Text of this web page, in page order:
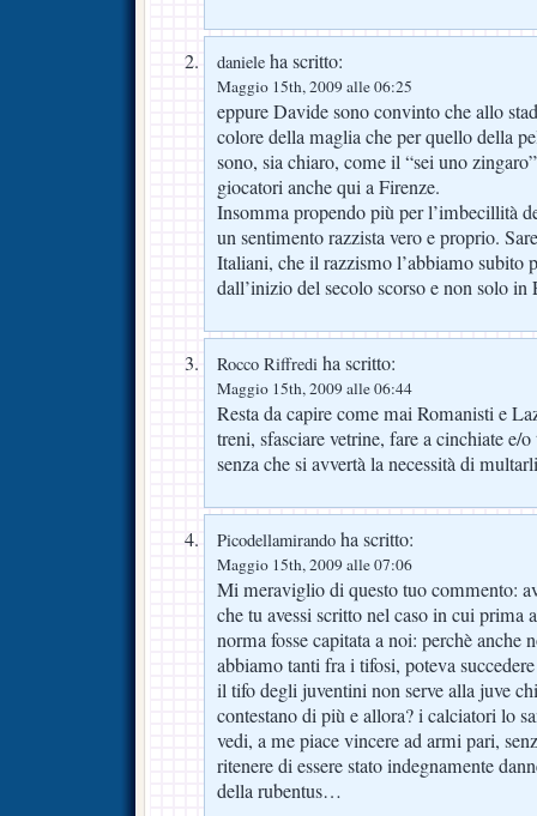
daniele ha scritto:
Maggio 15th, 2009 alle 06:25
eppure Davide sono convinto che allo
colore della maglia che per quello della
sono, sia chiaro, come il “sei uno
giocatori anche qui a Firenze.
Insomma propendo più per l’imbecillità
un sentimento razzista vero e proprio.
Italiani, che il razzismo l’abbiamo subito
dall’inizio del secolo scorso e non solo in
Rocco Riffredi ha scritto:
Maggio 15th, 2009 alle 06:44
Resta da capire come mai Romanisti e
treni, sfasciare vetrine, fare a cinchiate e/
senza che si avvertà la necessità di
Picodellamirando ha scritto:
Maggio 15th, 2009 alle 07:06
Mi meraviglio di questo tuo commento:
che tu avessi scritto nel caso in cui prima
norma fosse capitata a noi: perchè anche
abbiamo tanti fra i tifosi, poteva
il tifo degli juventini non serve alla juve
contestano di più e allora? i calciatori lo
vedi, a me piace vincere ad armi pari,
ritenere di essere stato indegnamente
della rubentus…